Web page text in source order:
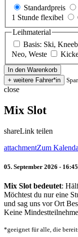
Standardpreis
1 Stunde flexibel
Leihmaterial
Basis: Ski,
Neo, Weste
close
Mix Slot
shareLink teilen
attachmentZum
05. September 2026 -
Mix Slot bedeutet:
Möchtest du nur eine
und sag uns vor Ort
Keine
*geeignet für alle, die